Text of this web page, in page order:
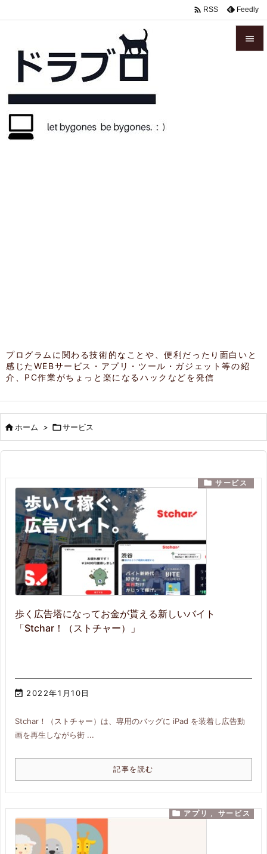
プログラムに関わる技術的なことや、便利だったり面白いと
感じたWEBサービス・アプリ・ツール・ガジェット等の紹
介、PC作業がちょっと楽になるハックなどを発信

 RSS Feedly
ホーム > サービス
歩く広告塔になってお金が貰える新しいバイト
「Stchar！（ストチャー）」
 2022年1月10日
 サービス
Stchar！（ストチャー）は、専用のバッグに iPad を装着し広告動
画を再生しながら街 ...
記事を読む
 アプリ , サービス